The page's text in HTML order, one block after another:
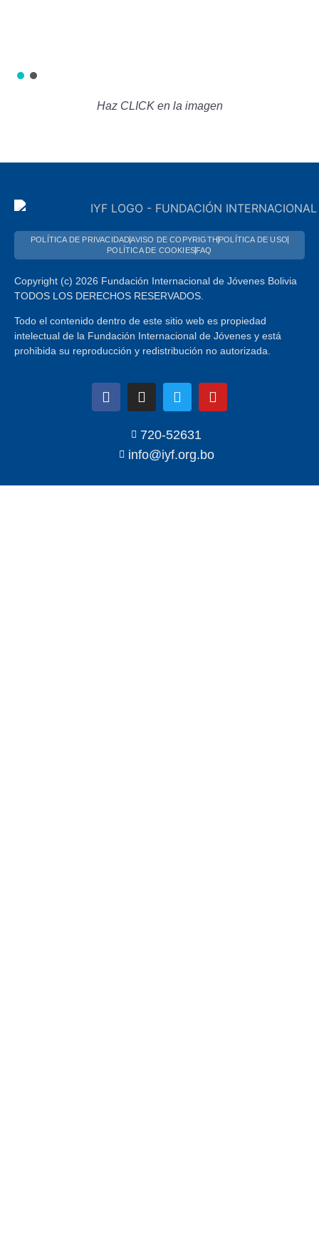
Haz CLICK en la imagen
POLÍTICA DE PRIVACIDADAVISO DE COPYRIGTH POLÍTICA DE USO
POLÍTICA DE COOKIESFAQ
Copyright (c) 2026 Fundación Internacional de Jóvenes Bolivia
TODOS LOS DERECHOS RESERVADOS.
Todo el contenido dentro de este sitio web es propiedad
intelectual de la Fundación Internacional de Jóvenes y está
prohibida su reproducción y redistribución no autorizada.
720-52631
info@iyf.org.bo